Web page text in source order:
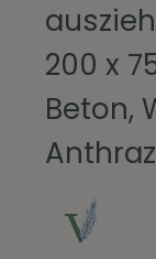
200 x
Beton,